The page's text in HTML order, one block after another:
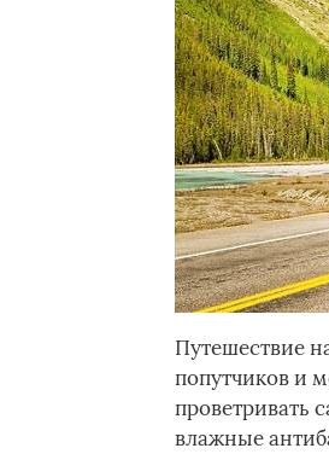
Путешествие
попутчиков и
проветривать
влажные